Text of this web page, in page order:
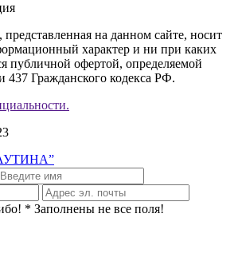
на данном сайте, носит
характер и ни при каких
публичной офертой, определяемой
437 Гражданского кодекса РФ.
* Заполнены не все поля!